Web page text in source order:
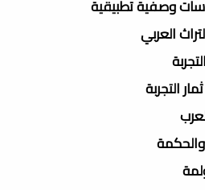
وصفية تطبيقية
العربي
التجربة